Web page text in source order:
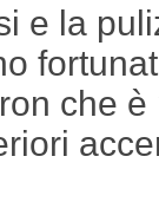
e la
che